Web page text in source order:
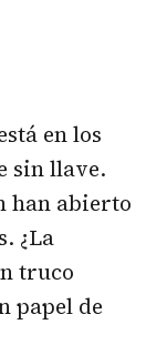
en los
sin llave.
han abierto
¿La
truco
papel de